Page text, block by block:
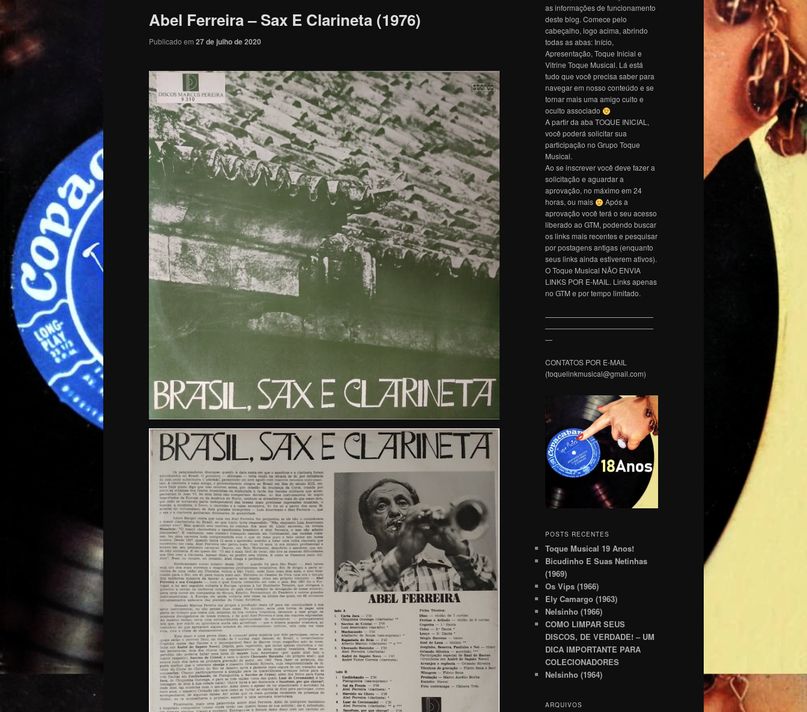
Abel Ferreira – Sax E Clarineta (1976)
Publicado em 27 de julho de 2020
as informações de funcionamento
deste blog. Comece pelo
cabeçalho, logo acima, abrindo
todas as abas: Início,
Apresentação, Toque Inicial e
Vitrine Toque Musical. Lá está
tudo que você precisa saber para
navegar em nosso conteúdo e se
tornar mais uma amigo culto e
oculto associado
A partir da aba TOQUE INICIAL,
você poderá solicitar sua
participação no Grupo Toque
Musical.
Ao se inscrever você deve fazer a
solicitação e aguardar a
aprovação, no máximo em 24
horas, ou mais
Após a
aprovação você terá o seu acesso
liberado ao GTM, podendo buscar
os links mais recentes e pesquisar
por postagens antigas (enquanto
seus links ainda estiverem ativos).
O Toque Musical NÃO ENVIA
LINKS POR E-MAIL. Links apenas
no GTM e por tempo limitado.
———————————————
———————————————
—
CONTATOS POR E-MAIL
(toquelinkmusical@gmail.com)
POSTS RECENTES
Toque Musical 19 Anos!
Bicudinho E Suas Netinhas
(1969)
Os Vips (1966)
Ely Camargo (1963)
Nelsinho (1966)
COMO LIMPAR SEUS
DISCOS, DE VERDADE! – UM
DICA IMPORTANTE PARA
COLECIONADORES
Nelsinho (1964)
ARQUIVOS